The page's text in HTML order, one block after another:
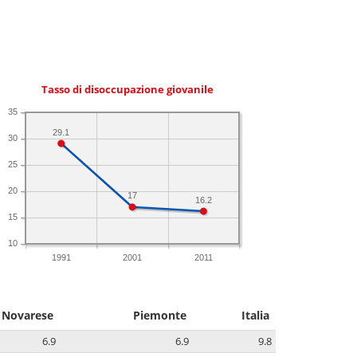
Tasso di disoccupazione giovanile
1991 2001 2011
10
15
20
25
30
35
16.2
17
29.1
Piemonte Italia
6.9 6.9
9.8